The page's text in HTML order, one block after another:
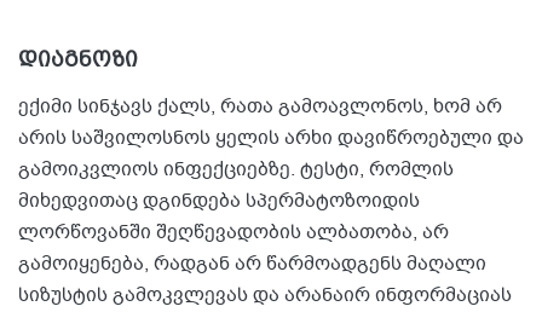
დიაგნოზი
ექიმი სინჯავს ქალს, რათა გამოავლონოს, ხომ არ
არის საშვილოსნოს ყელის არხი დავიწროებული და
გამოიკვლიოს ინფექციებზე. ტესტი, რომლის
მიხედვითაც დგინდება სპერმატოზოიდის
ლორწოვანში შეღწევადობის ალბათობა, არ
გამოიყენება, რადგან არ წარმოადგენს მაღალი
სიზუსტის გამოკვლევას და არანაირ ინფორმაციას